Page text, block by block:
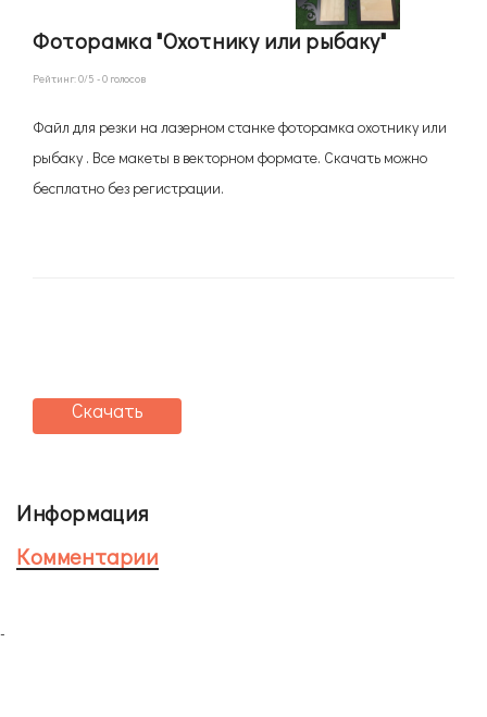
Фоторамка "Охотнику или рыбаку"
Рейтинг:0/5 -0 голосов
Файл для резки на лазерном станке фоторамка охотнику или
рыбаку . Все макеты в векторном формате. Скачать можно
бесплатно без регистрации.
Скачать
Информация
Комментарии
-